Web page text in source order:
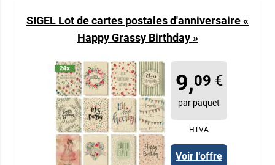
SIGEL Lot de cartes postales d'anniversaire «
Happy Grassy Birthday »
9,09 €
par paquet
HTVA
Voir l‘offre